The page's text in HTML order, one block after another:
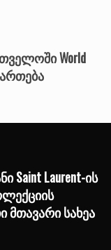
World
Laurent-ის
მთავარი სახეა